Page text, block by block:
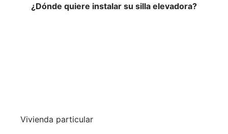
¿Dónde quiere instalar su silla elevadora?
Vivienda particular